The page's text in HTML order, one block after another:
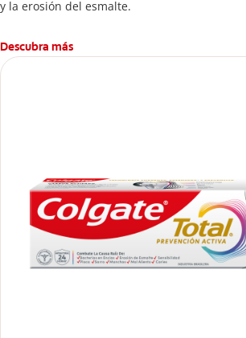
y la erosión del esmalte.
Descubra más